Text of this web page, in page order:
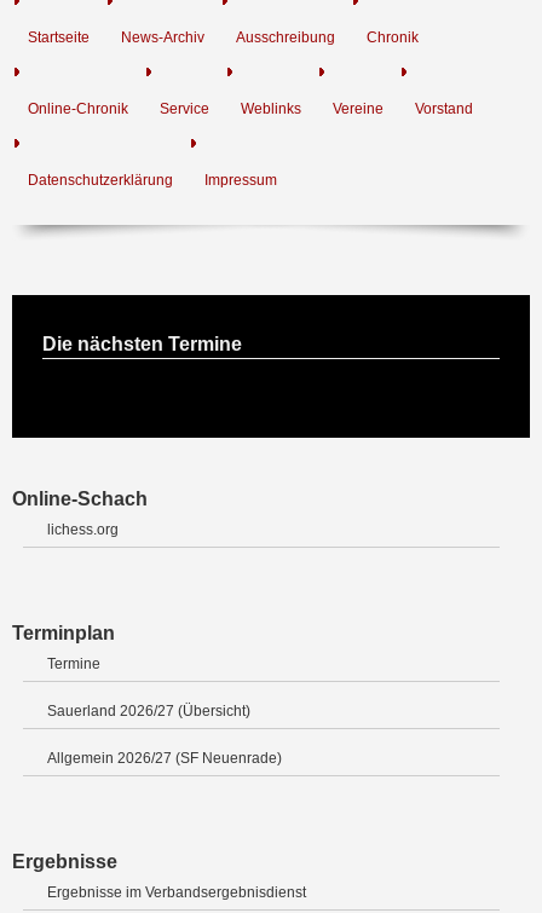
Startseite News-Archiv Ausschreibung Chronik
Online-Chronik Service Weblinks Vereine Vorstand
Datenschutzerklärung Impressum
Die nächsten Termine
Online-Schach
lichess.org
Terminplan
Termine
Sauerland 2026/27 (Übersicht)
Allgemein 2026/27 (SF Neuenrade)
Ergebnisse
Ergebnisse im Verbandsergebnisdienst